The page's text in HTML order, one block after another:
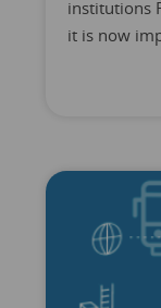
institutions
it is now